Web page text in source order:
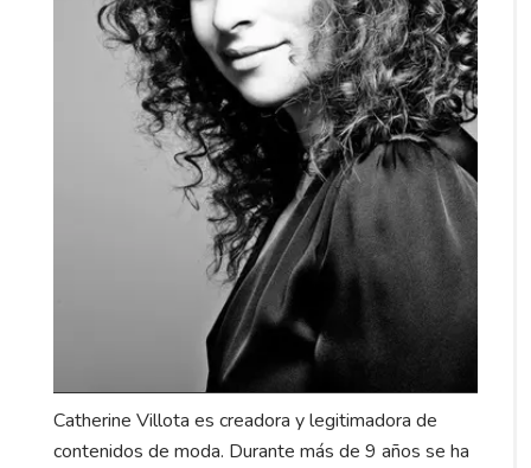
Catherine Villota es creadora y legitimadora de
contenidos de moda. Durante más de 9 años se ha